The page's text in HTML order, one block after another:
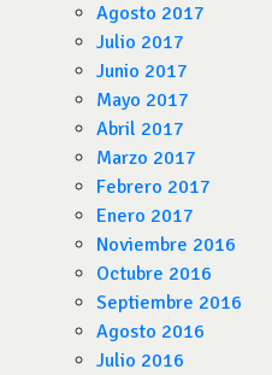
Agosto 2017
Julio 2017
Junio 2017
Mayo 2017
Abril 2017
Marzo 2017
Febrero 2017
Enero 2017
Noviembre 2016
Octubre 2016
Septiembre 2016
Agosto 2016
Julio 2016